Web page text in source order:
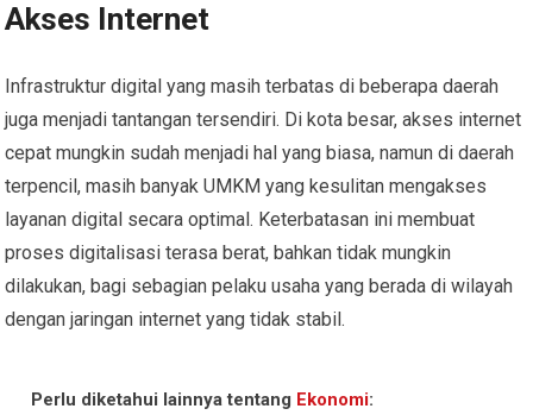
Akses Internet
Infrastruktur digital yang masih terbatas di beberapa daerah
juga menjadi tantangan tersendiri. Di kota besar, akses internet
cepat mungkin sudah menjadi hal yang biasa, namun di daerah
terpencil, masih banyak UMKM yang kesulitan mengakses
layanan digital secara optimal. Keterbatasan ini membuat
proses digitalisasi terasa berat, bahkan tidak mungkin
dilakukan, bagi sebagian pelaku usaha yang berada di wilayah
dengan jaringan internet yang tidak stabil.
Perlu diketahui lainnya tentang Ekonomi: